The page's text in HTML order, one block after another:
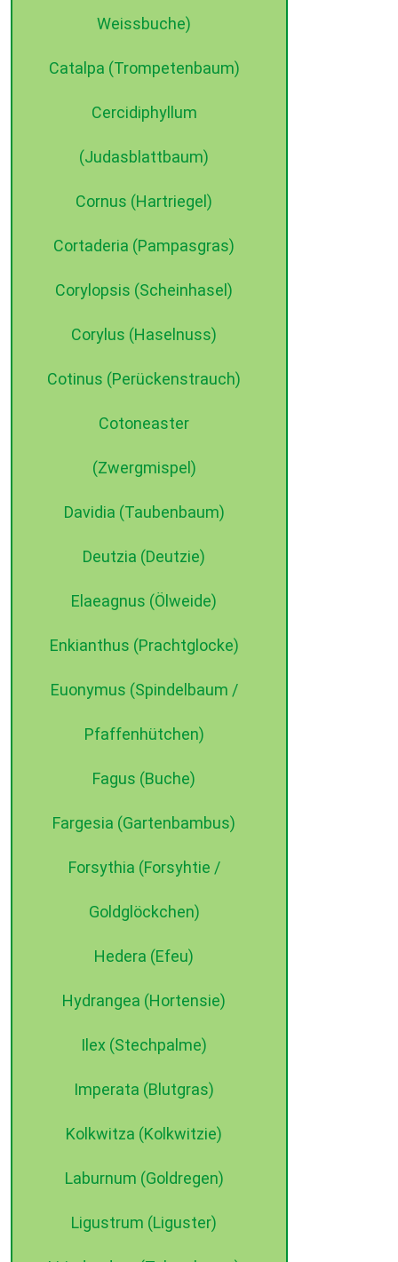
Weissbuche)
Catalpa (Trompetenbaum)
Cercidiphyllum
(Judasblattbaum)
Cornus (Hartriegel)
Cortaderia (Pampasgras)
Corylopsis (Scheinhasel)
Corylus (Haselnuss)
Cotinus (Perückenstrauch)
Cotoneaster
(Zwergmispel)
Davidia (Taubenbaum)
Deutzia (Deutzie)
Elaeagnus (Ölweide)
Enkianthus (Prachtglocke)
Euonymus (Spindelbaum /
Pfaffenhütchen)
Fagus (Buche)
Fargesia (Gartenbambus)
Forsythia (Forsyhtie /
Goldglöckchen)
Hedera (Efeu)
Hydrangea (Hortensie)
Ilex (Stechpalme)
Imperata (Blutgras)
Kolkwitza (Kolkwitzie)
Laburnum (Goldregen)
Ligustrum (Liguster)
©2015 dehne internet